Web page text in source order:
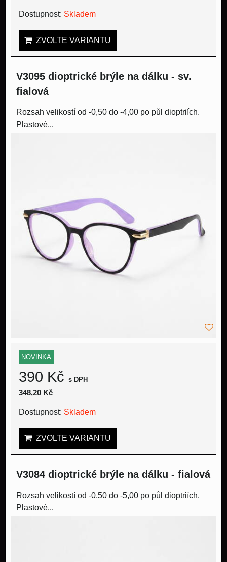
Dostupnost: Skladem
ZVOLTE VARIANTU
V3095 dioptrické brýle na dálku - sv.
fialová
Rozsah velikostí od -0,50 do -4,00 po půl dioptriích.
Plastové...
NOVINKA
390 Kč s DPH
348,20 Kč
Dostupnost: Skladem
ZVOLTE VARIANTU
V3084 dioptrické brýle na dálku - fialová
Rozsah velikostí od -0,50 do -5,00 po půl dioptriích.
Plastové...